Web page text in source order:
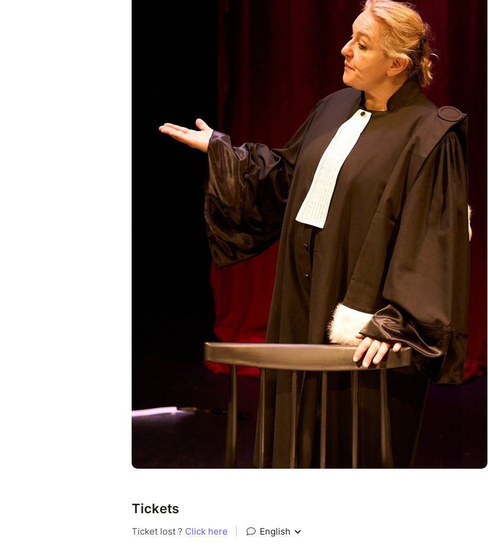
Extraits de sketchs de Fanny et Thierry JOLY, Henri MITTON
Coproduction : Théâtre Allégro (Miribel),
Soutiens : Théâtre Comédie Odéon (Lyon) et Espace Éole (Craponne)
Durée : 1 H 20
Tarif : 15 € / 12 €
Tickets